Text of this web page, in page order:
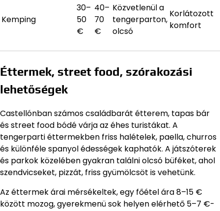
Kemping
30–
50
€
40–
70
€
Közvetlenül a
tengerparton,
olcsó
Korlátozott
komfort
Éttermek, street food, szórakozási
lehetőségek
Castellónban számos családbarát étterem, tapas bár
és street food bódé várja az éhes turistákat. A
tengerparti éttermekben friss halételek, paella, churros
és különféle spanyol édességek kaphatók. A játszóterek
és parkok közelében gyakran találni olcsó büféket, ahol
szendvicseket, pizzát, friss gyümölcsöt is vehetünk.
Az éttermek árai mérsékeltek, egy főétel ára 8–15 €
között mozog, gyerekmenü sok helyen elérhető 5–7 €-